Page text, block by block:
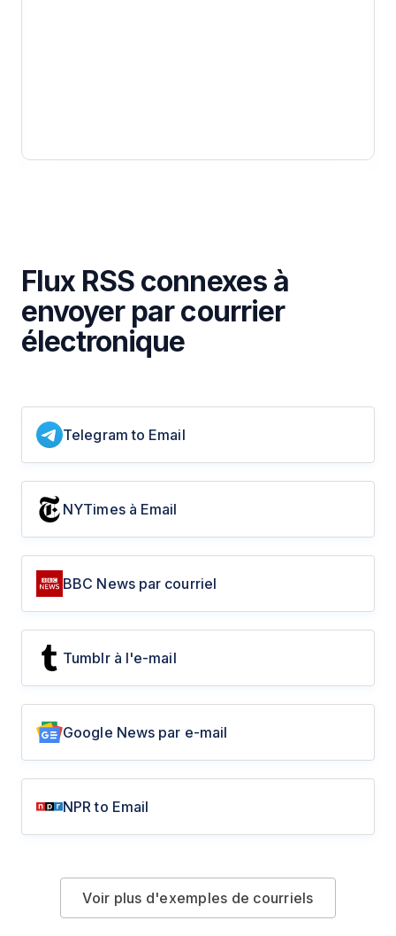
Flux RSS connexes à
envoyer par courrier
électronique
Telegram to Email
NYTimes à Email
BBC News par courriel
Tumblr à l'e-mail
Google News par e-mail
NPR to Email
Voir plus d'exemples de courriels